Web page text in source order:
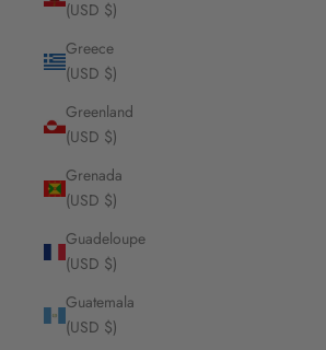
(USD $)
Greece
(USD $)
Greenland
(USD $)
Grenada
(USD $)
Guadeloupe
(USD $)
Guatemala
(USD $)